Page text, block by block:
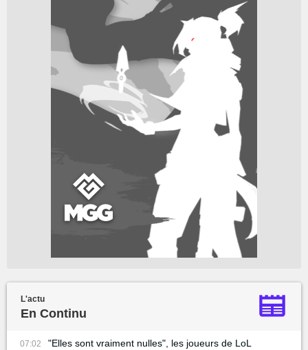
L'actu
En Continu
07:02
"Elles sont vraiment nulles", les joueurs de LoL